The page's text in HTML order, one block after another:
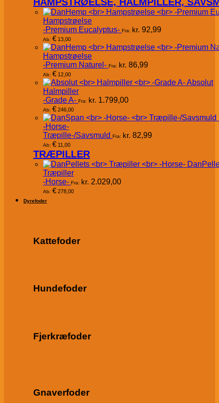
Hampstrøelse
-Premium Eucalyptus- Fra: kr. 92,99
Ab: € 13,00
Hampstrøelse
-Premium Naturel- Fra: kr. 86,99
Ab: € 12,00
Absolut
Halmpiller
-Grade A- Fra: kr. 1.799,00
Ab: € 246,00
-Horse-
Træpille-/Savsmuld Fra: kr. 82,99
Ab: € 11,00
TRÆPILLER
Træpiller
-Horse- Fra: kr. 2.029,00
Ab: € 278,00
Dyrefoder
Kattefoder
Hundefoder
Fjerkræfoder
Gnaverfoder